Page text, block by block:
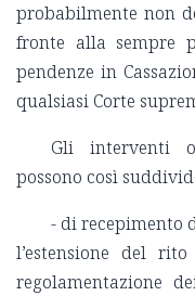
probabilmente non
fronte alla sempre
pendenze in
qualsiasi Corte
Gli interventi
possono così
- di recepimento
l’estensione del
regolamentazione